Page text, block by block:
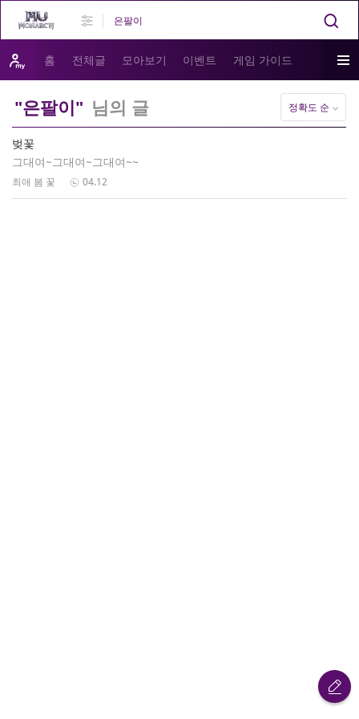
홈 전체글 모아보기 이벤트 게임 가이드
"은팔이" 님의 글 정확도 순
벚꽃
그대여~그대여~그대여~~
최애 봄 꽃 04.12